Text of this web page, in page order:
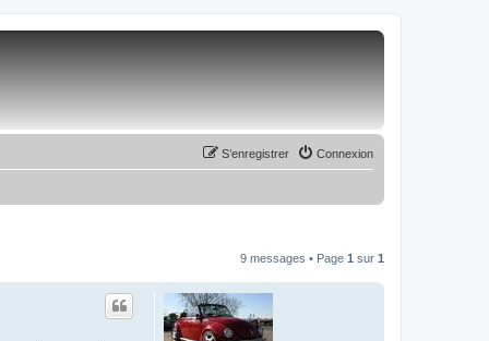
Connexion
S’enregistrer
9 messages • Page 1 sur 1